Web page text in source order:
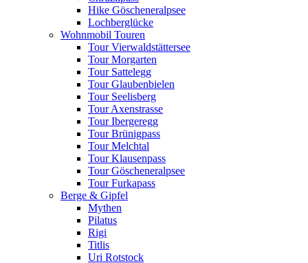
Hike Göscheneralpsee
Lochberglücke
Wohnmobil Touren
Tour Vierwaldstättersee
Tour Morgarten
Tour Sattelegg
Tour Glaubenbielen
Tour Seelisberg
Tour Axenstrasse
Tour Ibergeregg
Tour Brünigpass
Tour Melchtal
Tour Klausenpass
Tour Göscheneralpsee
Tour Furkapass
Berge & Gipfel
Mythen
Pilatus
Rigi
Titlis
Uri Rotstock